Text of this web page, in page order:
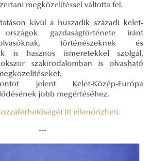
megközelítéssel váltotta fel.
kívül a huszadik századi kelet-
országok gazdaságtörténete iránt
történészeknek és
is hasznos ismeretekkel szolgál,
szakirodalomban is olvasható
jelent Kelet-Közép-Európa
jobb megértéséhez.
itt ellenőrizheti.
---